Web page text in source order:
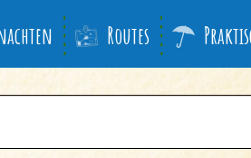
Routes